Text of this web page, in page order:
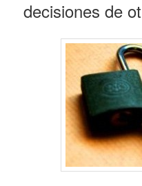
decisiones de